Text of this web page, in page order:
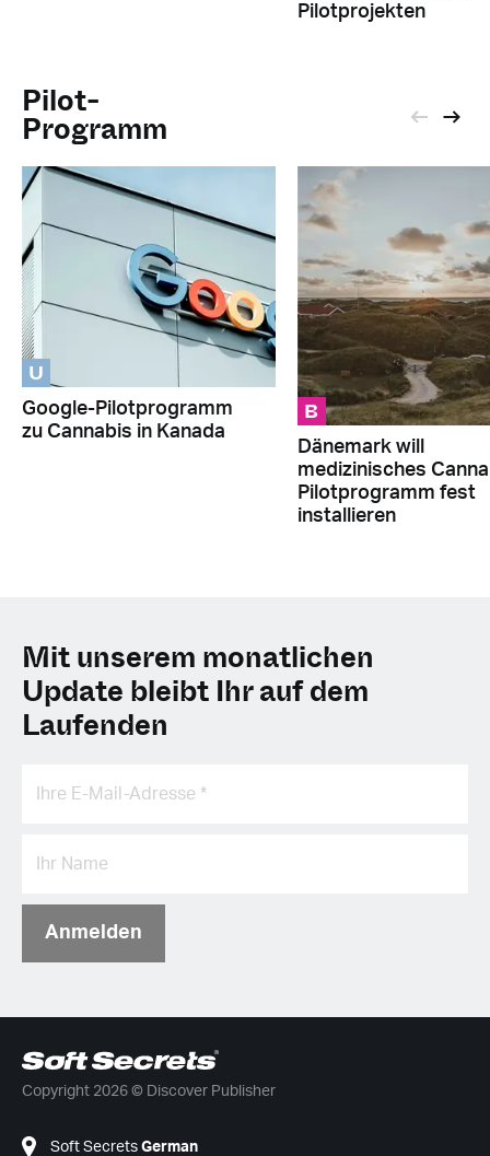
Pilotprojekten
Pilot-
Programm
U
Google-Pilotprogramm
zu Cannabis in Kanada
B
Dänemark will
medizinisches
Pilotprogramm fest
installieren
Mit unserem monatlichen
Update bleibt Ihr auf dem
Laufenden
Anmelden
Copyright 2026 © Discover Publisher
Soft Secrets German